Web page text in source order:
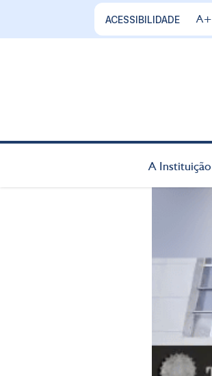
ACESSIBILIDADE A+
A Instituição